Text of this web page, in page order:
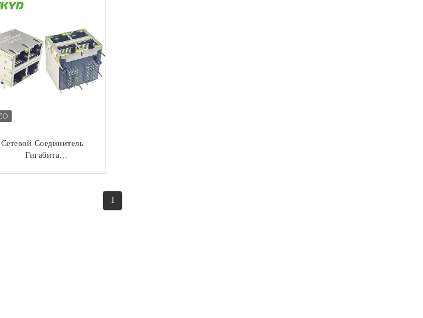
Трансформатором
Сетевой Соединитель
Гигабита
1